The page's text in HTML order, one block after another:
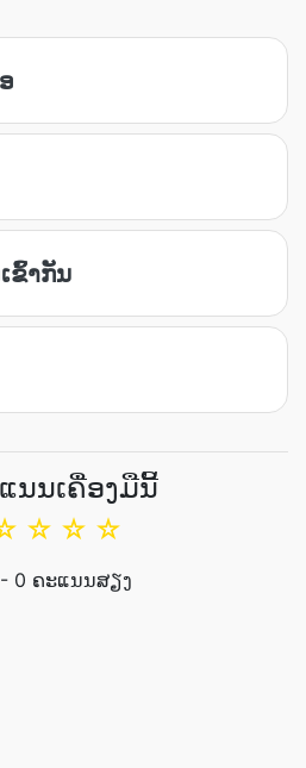
ຂົ້າກັນ
ນນເຄື່ອງມືນີ້
☆
☆
☆
0 ຄະແນນສຽງ